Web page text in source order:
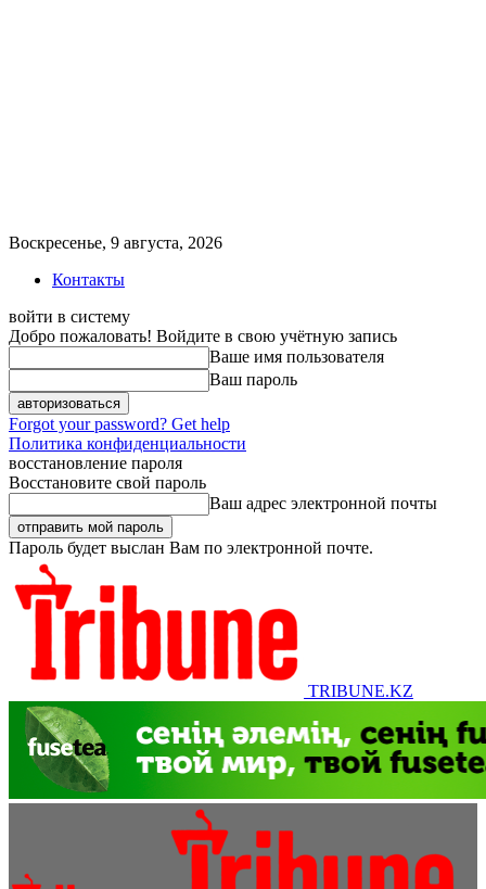
Воскресенье, 9 августа, 2026
Контакты
войти в систему
Добро пожаловать! Войдите в свою учётную запись
Ваше имя пользователя
Ваш пароль
Forgot your password? Get help
Политика конфиденциальности
восстановление пароля
Восстановите свой пароль
Ваш адрес электронной почты
Пароль будет выслан Вам по электронной почте.
TRIBUNE.KZ